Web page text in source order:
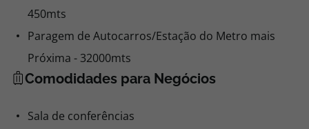
450mts
Paragem de Autocarros/Estação do Metro mais
Próxima - 32000mts
Comodidades para Negócios
Sala de conferências